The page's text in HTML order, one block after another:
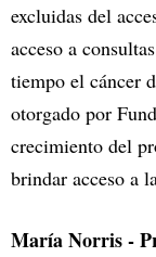
excluidas del
acceso a
tiempo el cáncer
otorgado por
crecimiento del
brindar acceso a
María Norris -